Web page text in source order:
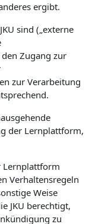
ergibt.
sind („externe
Zugang zur
zur Verarbeitung
der Lernplattform,
Lernplattform
Verhaltensregeln
Weise
JKU berechtigt,
zu